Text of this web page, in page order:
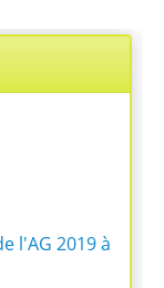
l'AG 2019 à